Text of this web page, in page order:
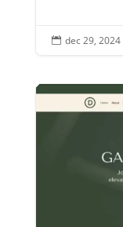
 dec 29, 2024